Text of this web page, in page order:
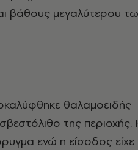
βάθους μεγαλύτερου
θαλαμοειδής
της περιοχής.
ενώ η είσοδος είχε